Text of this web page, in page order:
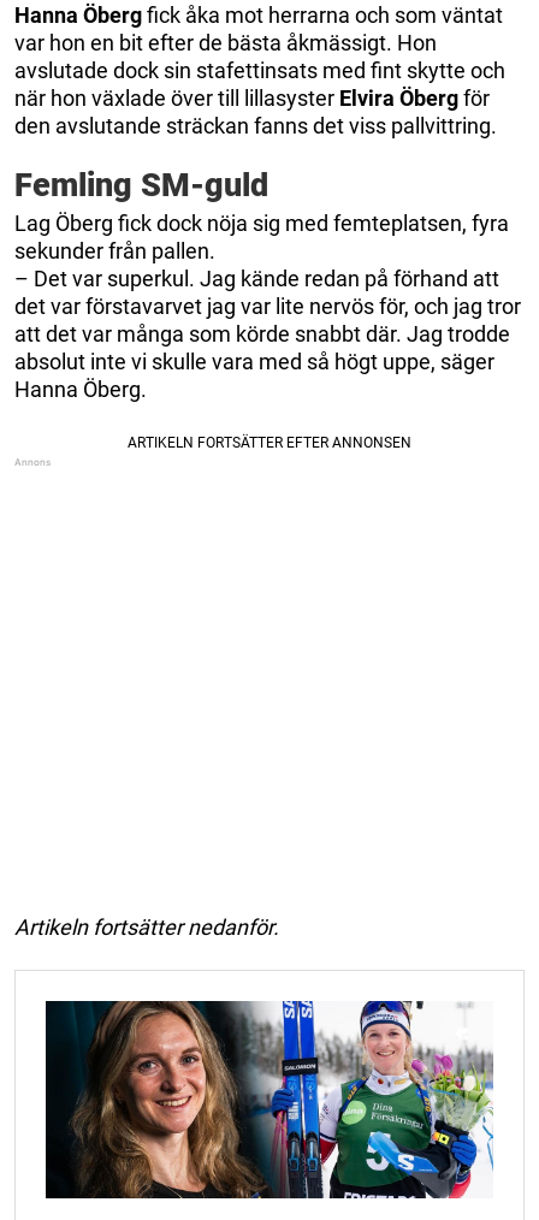
Hanna Öbergfick åka mot herrarna och som väntat
var hon en bit efter de bästa åkmässigt. Hon
avslutade dock sin stafettinsats med fint skytte och
när hon växlade över till lillasyster Elvira Öbergför
den avslutande sträckan fanns det viss pallvittring.
Femling SM-guld
Lag Öberg fick dock nöja sig med femteplatsen, fyra
sekunder från pallen.
– Det var superkul. Jag kände redan på förhand att
det var förstavarvet jag var lite nervös för, och jag tror
att det var många som körde snabbt där. Jag trodde
absolut inte vi skulle vara med så högt uppe, säger
Hanna Öberg.
Artikeln fortsätter nedanför.